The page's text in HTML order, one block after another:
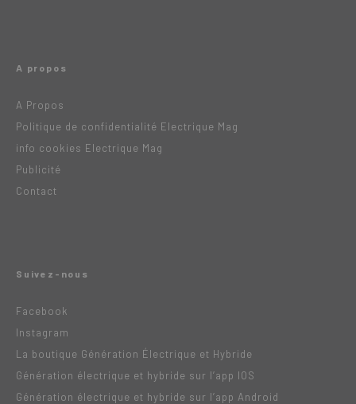
A propos
A Propos
Politique de confidentialité Electrique Mag
info cookies Electrique Mag
Publicité
Contact
Suivez-nous
Facebook
Instagram
La boutique Génération Électrique et Hybride
Génération électrique et hybride sur l’app IOS
Génération électrique et hybride sur l’app Android